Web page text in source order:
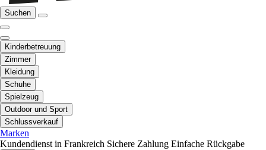
Suchen
Kinderbetreuung
Zimmer
Kleidung
Schuhe
Spielzeug
Outdoor und Sport
Schlussverkauf
Marken
Kundendienst in Frankreich Sichere Zahlung Einfache Rückgabe